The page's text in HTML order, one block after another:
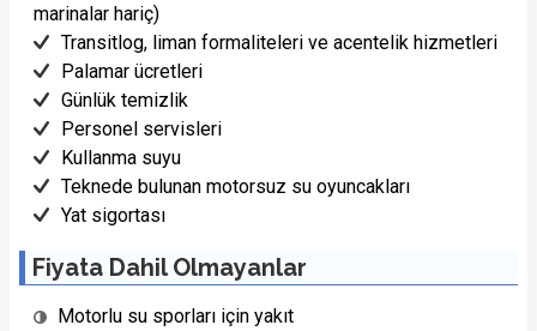
marinalar hariç)
Transitlog, liman formaliteleri ve acentelik hizmetleri
Palamar ücretleri
Günlük temizlik
Personel servisleri
Kullanma suyu
Teknede bulunan motorsuz su oyuncakları
Yat sigortası
Fiyata Dahil Olmayanlar
Motorlu su sporları için yakıt